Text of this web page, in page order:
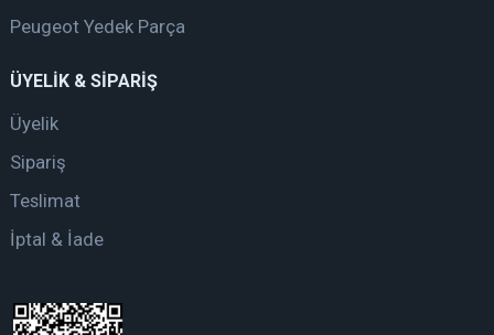
Peugeot Yedek Parça
ÜYELİK & SİPARİŞ
Üyelik
Sipariş
Teslimat
İptal & İade